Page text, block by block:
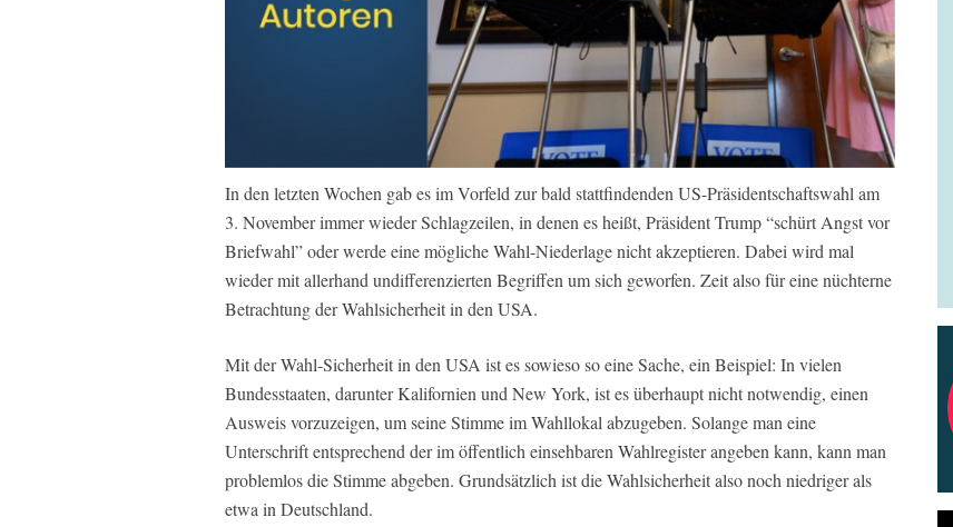
In den letzten Wochen gab es im Vorfeld zur bald stattfindenden US-Präsidentschaftswahl am
3. November immer wieder Schlagzeilen, in denen es heißt, Präsident Trump “schürt Angst vor
Briefwahl” oder werde eine mögliche Wahl-Niederlage nicht akzeptieren. Dabei wird mal
wieder mit allerhand undifferenzierten Begriffen um sich geworfen. Zeit also für eine nüchterne
Betrachtung der Wahlsicherheit in den USA.
Mit der Wahl-Sicherheit in den USA ist es sowieso so eine Sache, ein Beispiel: In vielen
Bundesstaaten, darunter Kalifornien und New York, ist es überhaupt nicht notwendig, einen
Ausweis vorzuzeigen, um seine Stimme im Wahllokal abzugeben. Solange man eine
Unterschrift entsprechend der im öffentlich einsehbaren Wahlregister angeben kann, kann man
problemlos die Stimme abgeben. Grundsätzlich ist die Wahlsicherheit also noch niedriger als
etwa in Deutschland.